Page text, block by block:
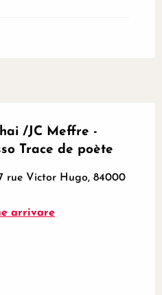
/JC Meffre -
Trace de poète
rue Victor Hugo, 84000
arrivare